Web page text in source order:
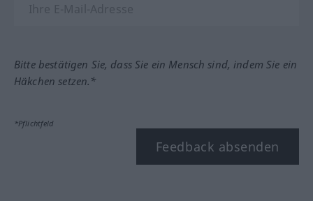
Bitte bestätigen Sie, dass Sie ein Mensch sind, indem Sie ein
Häkchen setzen.*
*Pflichtfeld
Feedback absenden